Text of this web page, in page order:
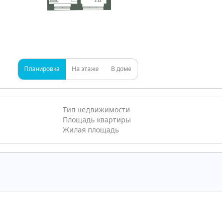
Планировка На этаже В доме
Тип недвижимости
Площадь квартиры
Жилая площадь